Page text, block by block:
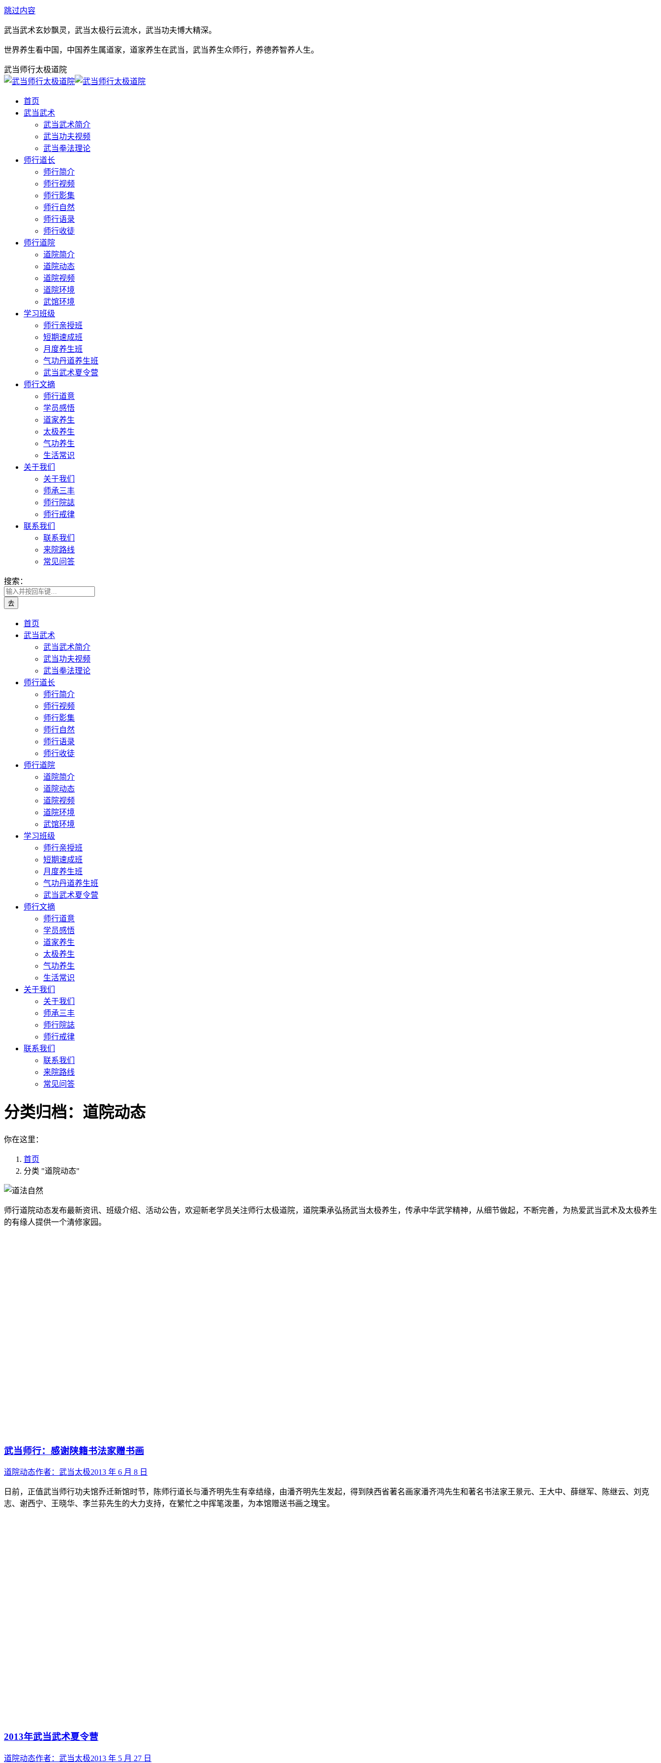
跳过内容
武当武术玄妙飘灵，武当太极行云流水，武当功夫博大精深。
世界养生看中国，中国养生属道家，道家养生在武当，武当养生众师行，养德养智养人生。
武当师行太极道院
首页
武当武术
武当武术简介
武当功夫视频
武当拳法理论
师行道长
师行简介
师行视频
师行影集
师行自然
师行语录
师行收徒
师行道院
道院简介
道院动态
道院视频
道院环境
武馆环境
学习班级
师行亲授班
短期速成班
月度养生班
气功丹道养生班
武当武术夏令营
师行文摘
师行道意
学员感悟
道家养生
太极养生
气功养生
生活常识
关于我们
关于我们
师承三丰
师行院誌
师行戒律
联系我们
联系我们
来院路线
常见问答
搜索：
首页
武当武术
武当武术简介
武当功夫视频
武当拳法理论
师行道长
师行简介
师行视频
师行影集
师行自然
师行语录
师行收徒
师行道院
道院简介
道院动态
道院视频
道院环境
武馆环境
学习班级
师行亲授班
短期速成班
月度养生班
气功丹道养生班
武当武术夏令营
师行文摘
师行道意
学员感悟
道家养生
太极养生
气功养生
生活常识
关于我们
关于我们
师承三丰
师行院誌
师行戒律
联系我们
联系我们
来院路线
常见问答
分类归档： 道院动态
你在这里：
首页
分类 "道院动态"
师行道院动态发布最新资讯、班级介绍、活动公告，欢迎新老学员关注师行太极道院，道院秉承弘扬武当太极养生，传承中华武学精神，从细节做起，不断完善，为热爱武当武术及太极养生
的有缘人提供一个清修家园。
武当师行：感谢陕籍书法家赠书画
道院动态作者： 武当太极2013 年 6 月 8 日
日前，正值武当师行功夫馆乔迁新馆时节，陈师行道长与潘齐明先生有幸结缘，由潘齐明先生发起，得到陕西省著名画家潘齐鸿先生和著名书法家王景元、王大中、薛继军、陈继云、刘克
志、谢西宁、王晓华、李兰荪先生的大力支持，在繁忙之中挥笔泼墨，为本馆赠送书画之瑰宝。
2013年武当武术夏令营
道院动态作者： 武当太极2013 年 5 月 27 日